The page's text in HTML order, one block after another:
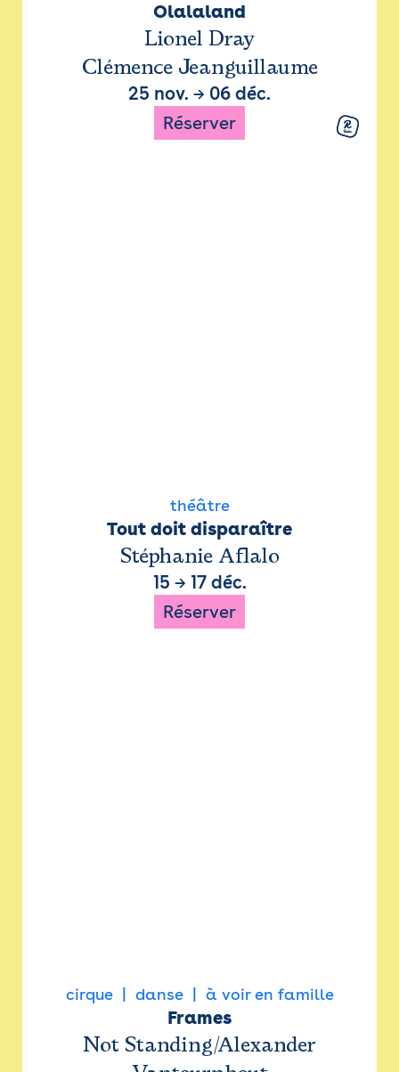
Olalaland
Lionel Dray
Clémence Jeanguillaume
25 nov. → 06 déc.
Réserver
théâtre
Tout doit disparaître
Stéphanie Aflalo
15 → 17 déc.
Réserver
cirque danse à voir en famille
Frames
Not Standing/Alexander